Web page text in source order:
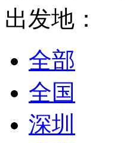
出发地：
全部
全国
深圳